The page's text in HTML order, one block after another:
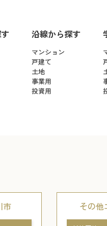
沿線から探す
マンション
戸建て
土地
事業用
投資用
市 その他